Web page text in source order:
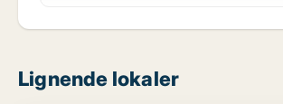
Lignende lokaler